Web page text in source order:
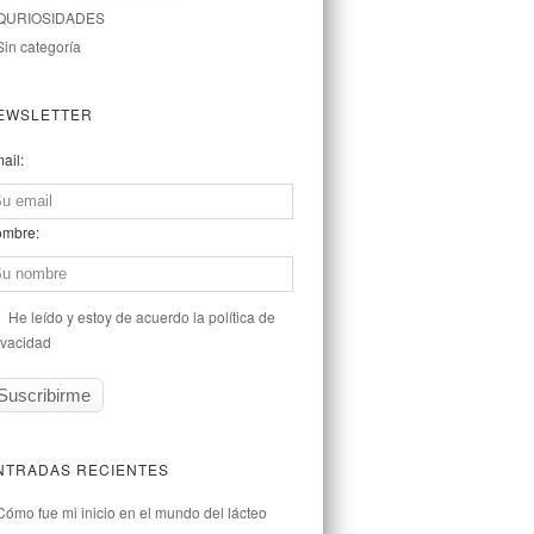
categoría
He leído y estoy de acuerdo la política de
RECIENTES
fue mi inicio en el mundo del lácteo